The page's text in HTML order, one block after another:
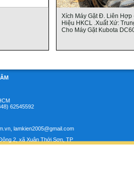
Xích Máy Gặt Đ. Liên Hợp
Hiệu HKCL .Xuất Xứ:
Cho Máy Gặt Kubota
62545592
lamkien2005@gmail.com
2, xã Xuân Thới Sơn, TP